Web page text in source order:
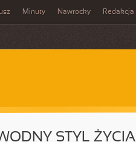
Minuty Nawrocky Redakcja
STYL ŻYCIA